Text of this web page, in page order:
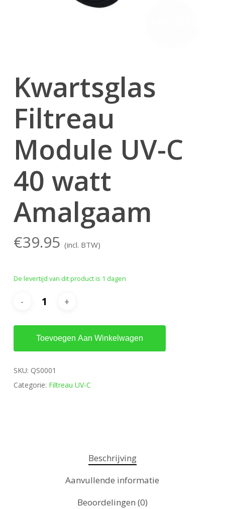
Kwartsglas
Filtreau
Module UV-C
40 watt
Amalgaam
€39.95 (incl. BTW)
De levertijd van dit product is 1 dagen
Toevoegen Aan Winkelwagen
SKU: QS0001
Categorie: Filtreau UV-C
Beschrijving
Aanvullende informatie
Beoordelingen (0)